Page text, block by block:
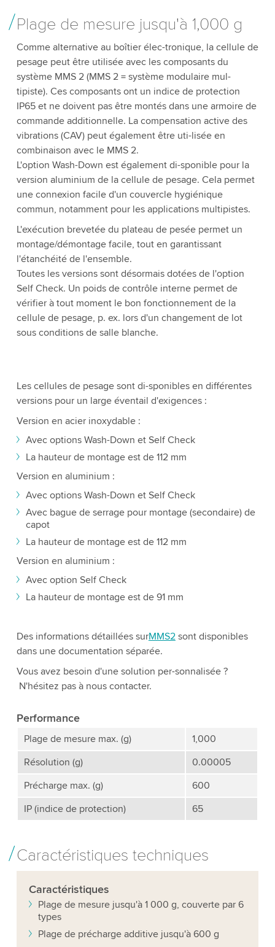
Plage de mesure jusqu'à 1,000 g
Comme alternative au boîtier élec-tronique, la cellule de
pesage peut être utilisée avec les composants du
système MMS 2 (MMS 2 = système modulaire mul-
tipiste). Ces composants ont un indice de protection
IP65 et ne doivent pas être montés dans une armoire de
commande additionnelle. La compensation active des
vibrations (CAV) peut également être uti-lisée en
combinaison avec le MMS 2.
L'option Wash-Down est également di-sponible pour la
version aluminium de la cellule de pesage. Cela permet
une connexion facile d'un couvercle hygiénique
commun, notamment pour les applications multipistes.
L'exécution brevetée du plateau de pesée permet un
montage/démontage facile, tout en garantissant
l'étanchéité de l'ensemble.
Toutes les versions sont désormais dotées de l'option
Self Check. Un poids de contrôle interne permet de
vériﬁer à tout moment le bon fonctionnement de la
cellule de pesage, p. ex. lors d'un changement de lot
sous conditions de salle blanche.
Les cellules de pesage sont di-sponibles en différentes
versions pour un large éventail d'exigences :
Version en acier inoxydable :
Avec options Wash-Down et Self Check
La hauteur de montage est de 112 mm
Version en aluminium :
Avec options Wash-Down et Self Check
Avec bague de serrage pour montage (secondaire) de
capot
La hauteur de montage est de 112 mm
Version en aluminium :
Avec option Self Check
La hauteur de montage est de 91 mm
Des informations détaillées surMMS2sont disponibles
dans une documentation séparée.
Vous avez besoin d'une solution per-sonnalisée ?
N'hésitez pas à nous contacter.
Performance
Plage de mesure max. (g)
1,000
Résolution (g)
0.00005
Précharge max. (g)
600
IP (indice de protection)
65
Caractéristiques techniques
Caractéristiques
Plage de mesure jusqu'à 1 000 g, couverte par 6
types
Plage de précharge additive jusqu'à 600 g